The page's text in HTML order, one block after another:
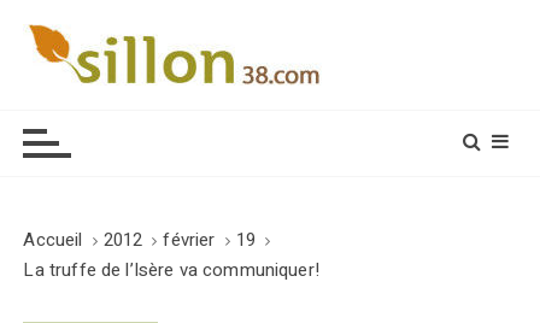
Accueil 2012 février
19
La truffe de l’Isère va communiquer!